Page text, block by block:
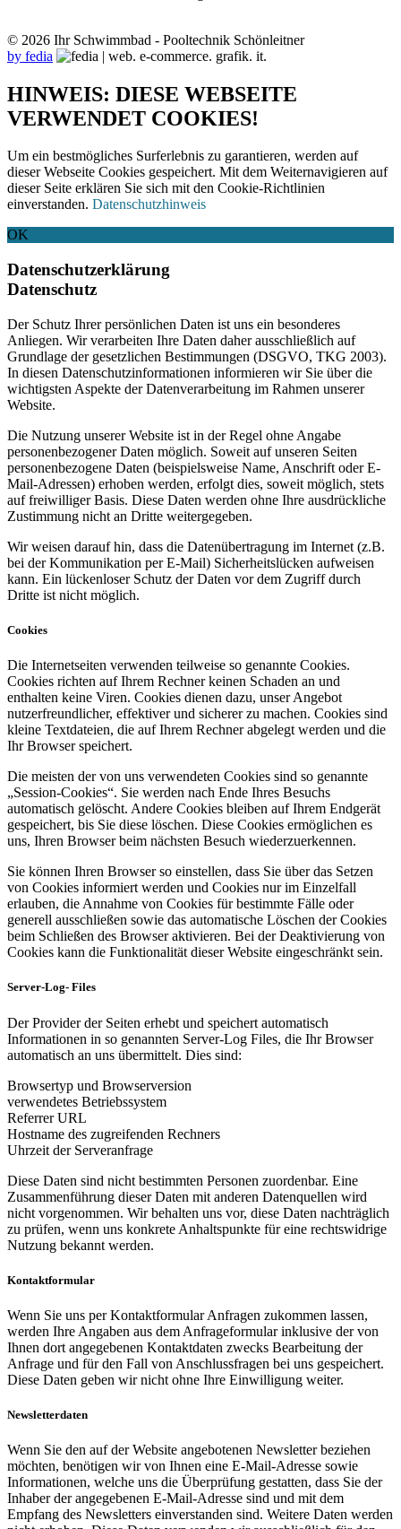
© 2026 Ihr Schwimmbad - Pooltechnik Schönleitner
by fedia
HINWEIS: DIESE WEBSEITE
VERWENDET COOKIES!
Um ein bestmögliches Surferlebnis zu garantieren, werden auf
dieser Webseite Cookies gespeichert. Mit dem Weiternavigieren auf
dieser Seite erklären Sie sich mit den Cookie-Richtlinien
einverstanden. Datenschutzhinweis
OK
Datenschutzerklärung
Datenschutz
Der Schutz Ihrer persönlichen Daten ist uns ein besonderes
Anliegen. Wir verarbeiten Ihre Daten daher ausschließlich auf
Grundlage der gesetzlichen Bestimmungen (DSGVO, TKG 2003).
In diesen Datenschutzinformationen informieren wir Sie über die
wichtigsten Aspekte der Datenverarbeitung im Rahmen unserer
Website.
Die Nutzung unserer Website ist in der Regel ohne Angabe
personenbezogener Daten möglich. Soweit auf unseren Seiten
personenbezogene Daten (beispielsweise Name, Anschrift oder E-
Mail-Adressen) erhoben werden, erfolgt dies, soweit möglich, stets
auf freiwilliger Basis. Diese Daten werden ohne Ihre ausdrückliche
Zustimmung nicht an Dritte weitergegeben.
Wir weisen darauf hin, dass die Datenübertragung im Internet (z.B.
bei der Kommunikation per E-Mail) Sicherheitslücken aufweisen
kann. Ein lückenloser Schutz der Daten vor dem Zugriff durch
Dritte ist nicht möglich.
Cookies
Die Internetseiten verwenden teilweise so genannte Cookies.
Cookies richten auf Ihrem Rechner keinen Schaden an und
enthalten keine Viren. Cookies dienen dazu, unser Angebot
nutzerfreundlicher, effektiver und sicherer zu machen. Cookies sind
kleine Textdateien, die auf Ihrem Rechner abgelegt werden und die
Ihr Browser speichert.
Die meisten der von uns verwendeten Cookies sind so genannte
„Session-Cookies“. Sie werden nach Ende Ihres Besuchs
automatisch gelöscht. Andere Cookies bleiben auf Ihrem Endgerät
gespeichert, bis Sie diese löschen. Diese Cookies ermöglichen es
uns, Ihren Browser beim nächsten Besuch wiederzuerkennen.
Sie können Ihren Browser so einstellen, dass Sie über das Setzen
von Cookies informiert werden und Cookies nur im Einzelfall
erlauben, die Annahme von Cookies für bestimmte Fälle oder
generell ausschließen sowie das automatische Löschen der Cookies
beim Schließen des Browser aktivieren. Bei der Deaktivierung von
Cookies kann die Funktionalität dieser Website eingeschränkt sein.
Server-Log- Files
Der Provider der Seiten erhebt und speichert automatisch
Informationen in so genannten Server-Log Files, die Ihr Browser
automatisch an uns übermittelt. Dies sind:
Browsertyp und Browserversion
verwendetes Betriebssystem
Referrer URL
Hostname des zugreifenden Rechners
Uhrzeit der Serveranfrage
Diese Daten sind nicht bestimmten Personen zuordenbar. Eine
Zusammenführung dieser Daten mit anderen Datenquellen wird
nicht vorgenommen. Wir behalten uns vor, diese Daten nachträglich
zu prüfen, wenn uns konkrete Anhaltspunkte für eine rechtswidrige
Nutzung bekannt werden.
Kontaktformular
Wenn Sie uns per Kontaktformular Anfragen zukommen lassen,
werden Ihre Angaben aus dem Anfrageformular inklusive der von
Ihnen dort angegebenen Kontaktdaten zwecks Bearbeitung der
Anfrage und für den Fall von Anschlussfragen bei uns gespeichert.
Diese Daten geben wir nicht ohne Ihre Einwilligung weiter.
Newsletterdaten
Wenn Sie den auf der Website angebotenen Newsletter beziehen
möchten, benötigen wir von Ihnen eine E-Mail-Adresse sowie
Informationen, welche uns die Überprüfung gestatten, dass Sie der
Inhaber der angegebenen E-Mail-Adresse sind und mit dem
Empfang des Newsletters einverstanden sind. Weitere Daten werden